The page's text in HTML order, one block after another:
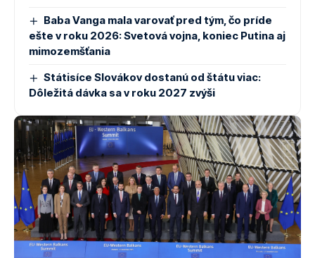
Baba Vanga mala varovať pred tým, čo príde
ešte v roku 2026: Svetová vojna, koniec Putina aj
mimozemšťania
Státisíce Slovákov dostanú od štátu viac:
Dôležitá dávka sa v roku 2027 zvýši